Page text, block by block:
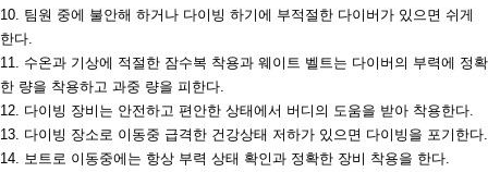
10. 팀원 중에 불안해 하거나 다이빙 하기에 부적절한 다이버가 있으면 쉬게
한다.
11. 수온과 기상에 적절한 잠수복 착용과 웨이트 벨트는 다이버의 부력에 정확
한 량을 착용하고 과중 량을 피한다.
12. 다이빙 장비는 안전하고 편안한 상태에서 버디의 도움을 받아 착용한다.
13. 다이빙 장소로 이동중 급격한 건강상태 저하가 있으면 다이빙을 포기한다.
14. 보트로 이동중에는 항상 부력 상태 확인과 정확한 장비 착용을 한다.